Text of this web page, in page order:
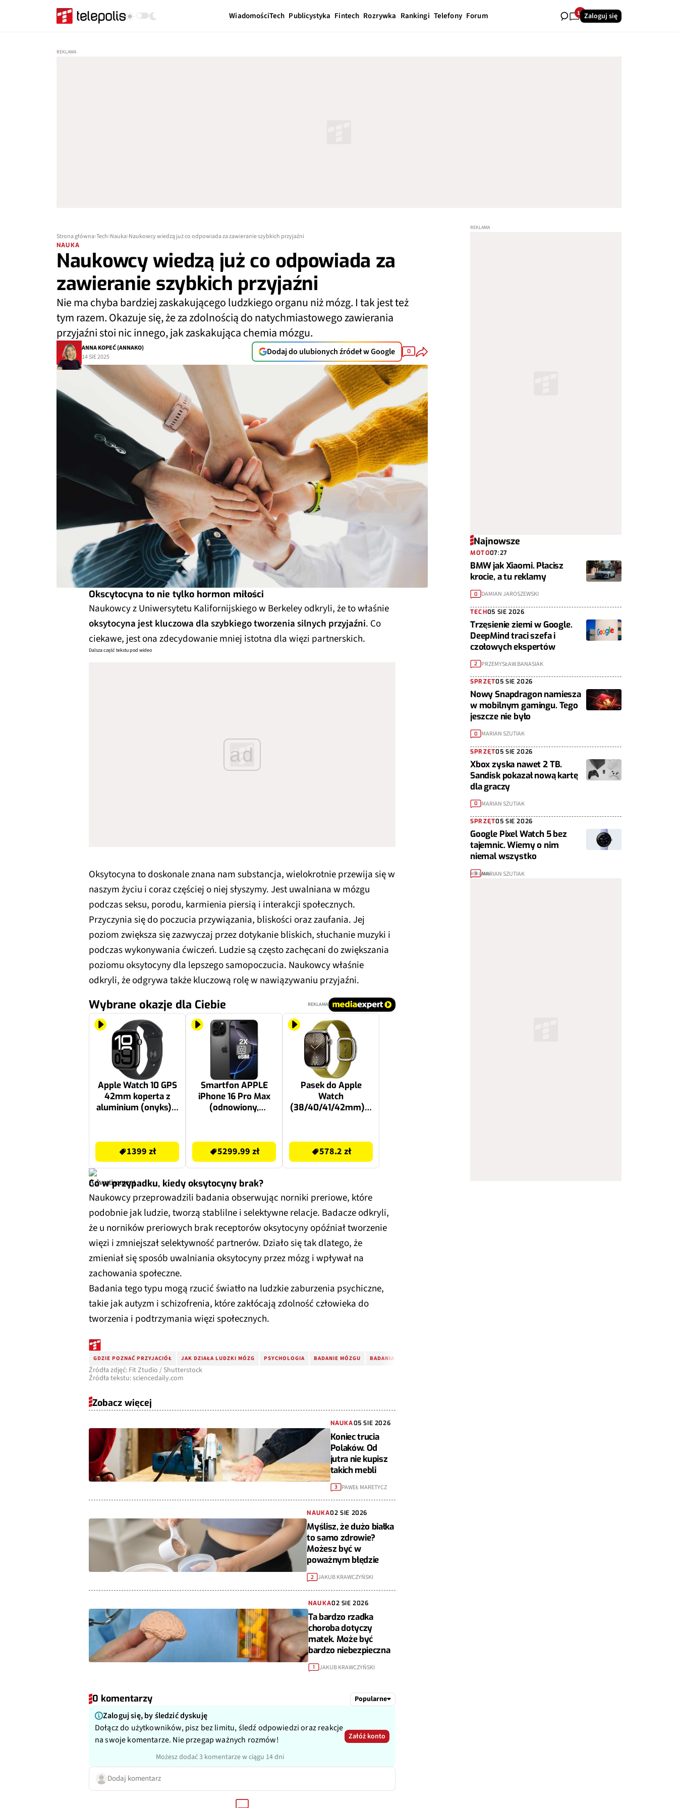
WiadomościTech Publicystyka Fintech Rozrywka Rankingi Telefony Forum 15Zaloguj się
Strona główna Tech Nauka Naukowcy wiedzą już co odpowiada za zawieranie szybkich przyjaźni
NAUKA
Naukowcy wiedzą już co odpowiada za
zawieranie szybkich przyjaźni
Nie ma chyba bardziej zaskakującego ludzkiego organu niż mózg. I tak jest też
tym razem. Okazuje się, że za zdolnością do natychmiastowego zawierania
przyjaźni stoi nic innego, jak zaskakująca chemia mózgu.
ANNA KOPEĆ (ANNAKO)
14 SIE 2025
Dodaj do ulubionych źródeł w Google 0
Okscytocyna to nie tylko hormon miłości
Naukowcy z Uniwersytetu Kalifornijskiego w Berkeley odkryli, że to właśnie
oksytocyna jest kluczowa dla szybkiego tworzenia silnych przyjaźni. Co
ciekawe, jest ona zdecydowanie mniej istotna dla więzi partnerskich.
Dalsza część tekstu pod wideo
ad
Oksytocyna to doskonale znana nam substancja, wielokrotnie przewija się w
naszym życiu i coraz częściej o niej słyszymy. Jest uwalniana w mózgu
podczas seksu, porodu, karmienia piersią i interakcji społecznych.
Przyczynia się do poczucia przywiązania, bliskości oraz zaufania. Jej
poziom zwiększa się zazwyczaj przez dotykanie bliskich, słuchanie muzyki i
podczas wykonywania ćwiczeń. Ludzie są często zachęcani do zwiększania
poziomu oksytocyny dla lepszego samopoczucia. Naukowcy właśnie
odkryli, że odgrywa także kluczową rolę w nawiązywaniu przyjaźni.
Wybrane okazje dla Ciebie REKLAMA
Apple Watch 10 GPS
42mm koperta z
aluminium (onyks) +
(czarny)
1399 zł
Smartfon APPLE
iPhone 16 Pro Max
(odnowiony,
Tytan czarny (CPO)
2x eSIM
5299.99 zł
Pasek do Apple
Watch
(38/40/41/42mm) S
578.2 zł
Co w przypadku, kiedy oksytocyny brak?
Naukowcy przeprowadzili badania obserwując norniki preriowe, które
podobnie jak ludzie, tworzą stablilne i selektywne relacje. Badacze odkryli,
że u norników preriowych brak receptorów oksytocyny opóźniał tworzenie
więzi i zmniejszał selektywność partnerów. Działo się tak dlatego, że
zmieniał się sposób uwalniania oksytocyny przez mózg i wpływał na
zachowania społeczne.
Badania tego typu mogą rzucić światło na ludzkie zaburzenia psychiczne,
takie jak autyzm i schizofrenia, które zakłócają zdolność człowieka do
tworzenia i podtrzymania więzi społecznych.
GDZIE POZNAĆ PRZYJACIÓŁ JAK DZIAŁA LUDZKI MÓZG PSYCHOLOGIA BADANIE MÓZGU BADANIA NAUKOWE
Źródła zdjęć: Fit Ztudio / Shutterstock
Źródła tekstu: sciencedaily.com
Zobacz więcej
NAUKA05 SIE 2026
Koniec trucia
Polaków. Od
jutra nie kupisz
takich mebli
3 PAWEŁ MARETYCZ
NAUKA02 SIE 2026
Myślisz, że dużo białka
to samo zdrowie?
Możesz być w
poważnym błędzie
2 JAKUB KRAWCZYŃSKI
NAUKA02 SIE 2026
Ta bardzo rzadka
choroba dotyczy
matek. Może być
bardzo niebezpieczna
1 JAKUB KRAWCZYŃSKI
0 komentarzy Popularne
Zaloguj się, by śledzić dyskuję
Dołącz do użytkowników, pisz bez limitu, śledź odpowiedzi oraz reakcje
na swoje komentarze. Nie przegap ważnych rozmów!
Możesz dodać 3 komentarze w ciągu 14 dni
Załóż konto
Dodaj komentarz
Najnowsze
MOTO07:27
BMW jak Xiaomi. Płacisz
krocie, a tu reklamy
0 DAMIAN JAROSZEWSKI
TECH05 SIE 2026
Trzęsienie ziemi w Google.
DeepMind traci szefa i
czołowych ekspertów
2 PRZEMYSŁAW BANASIAK
SPRZĘT05 SIE 2026
Nowy Snapdragon namiesza
w mobilnym gamingu. Tego
jeszcze nie było
0 MARIAN SZUTIAK
SPRZĘT05 SIE 2026
Xbox zyska nawet 2 TB.
Sandisk pokazał nową kartę
dla graczy
0 MARIAN SZUTIAK
SPRZĘT05 SIE 2026
Google Pixel Watch 5 bez
tajemnic. Wiemy o nim
niemal wszystko
1 MARIAN SZUTIAK